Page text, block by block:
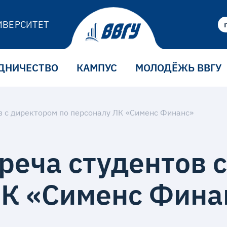
КАМПУС МОЛОДЁЖЬ ВВГУ
с директором по персоналу ЛК «Сименс Финанс»
студентов
«Сименс